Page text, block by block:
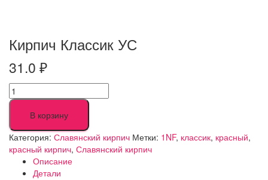
Кирпич Классик УС
31.0 ₽
Количество
товара
Кирпич
Классик
УС
В корзину
Категория: Славянский кирпич Метки: 1NF, классик, красный,
красный кирпич, Славянский кирпич
Описание
Детали